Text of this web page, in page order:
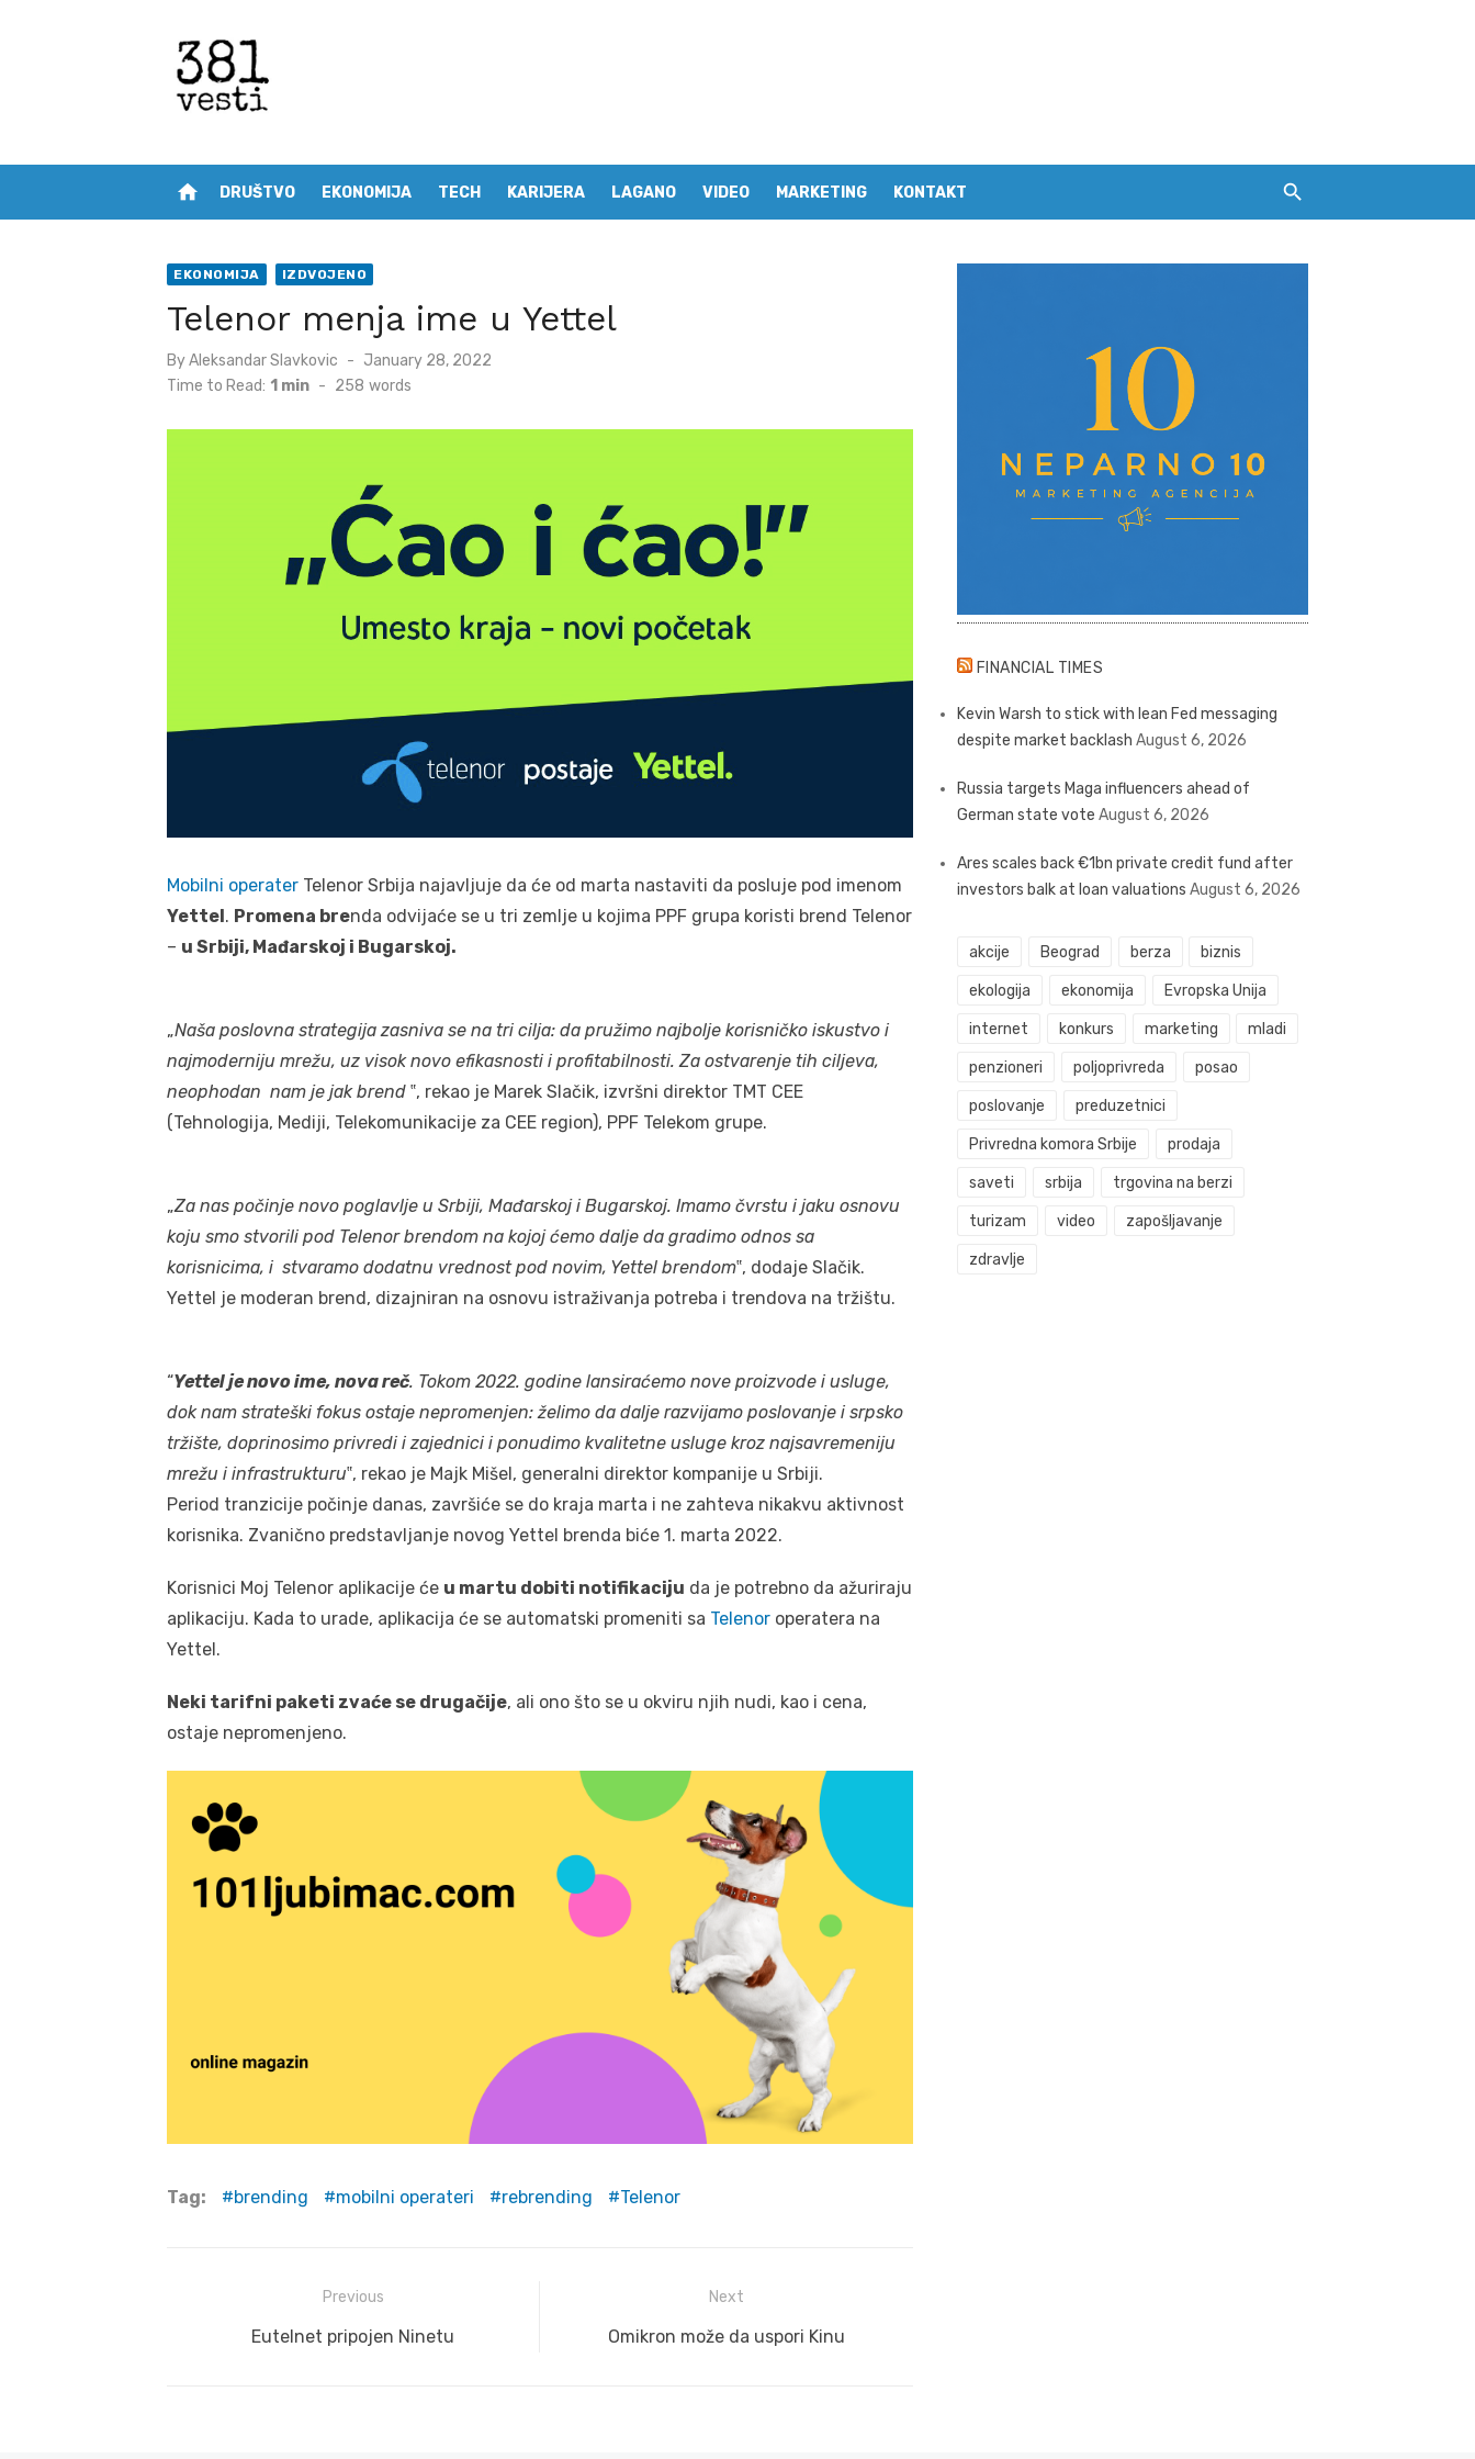
home DRUŠTVO EKONOMIJA TECH KARIJERA LAGANO VIDEO MARKETING KONTAKT
EKONOMIJA IZDVOJENO
Telenor menja ime u Yettel
ByAleksandar Slavkovic
Posted
on
January 28, 2022
Time to Read: 1 min - 258 words
Mobilni operater Telenor Srbija najavljuje da će od marta nastaviti da posluje pod imenom
Yettel . Promena brenda odvijaće se u tri zemlje u kojima PPF grupa koristi brend Telenor
– u Srbiji, Mađarskoj i Bugarskoj.
„Naša poslovna strategija zasniva se na tri cilja: da pružimo najbolje korisničko iskustvo i
najmoderniju mrežu, uz visok novo efikasnosti i profitabilnosti. Za ostvarenje tih ciljeva,
neophodan nam je jak brend ‟, rekao je Marek Slačik, izvršni direktor TMT CEE
(Tehnologija, Mediji, Telekomunikacije za CEE region), PPF Telekom grupe.
„Za nas počinje novo poglavlje u Srbiji, Mađarskoj i Bugarskoj. Imamo čvrstu i jaku osnovu
koju smo stvorili pod Telenor brendom na kojoj ćemo dalje da gradimo odnos sa
korisnicima, i stvaramo dodatnu vrednost pod novim, Yettel brendom‟, dodaje Slačik.
Yettel je moderan brend, dizajniran na osnovu istraživanja potreba i trendova na tržištu.
“Yettel je novo ime, nova reč. Tokom 2022. godine lansiraćemo nove proizvode i usluge,
dok nam strateški fokus ostaje nepromenjen: želimo da dalje razvijamo poslovanje i srpsko
tržište, doprinosimo privredi i zajednici i ponudimo kvalitetne usluge kroz najsavremeniju
mrežu i infrastrukturu‟, rekao je Majk Mišel, generalni direktor kompanije u Srbiji.
Period tranzicije počinje danas, završiće se do kraja marta i ne zahteva nikakvu aktivnost
korisnika. Zvanično predstavljanje novog Yettel brenda biće 1. marta 2022.
Korisnici Moj Telenor aplikacije će u martu dobiti notifikaciju da je potrebno da ažuriraju
aplikaciju. Kada to urade, aplikacija će se automatski promeniti sa Telenor operatera na
Yettel.
Neki tarifni paketi zvaće se drugačije, ali ono što se u okviru njih nudi, kao i cena,
ostaje nepromenjeno.
Tag: brending mobilni operateri rebrending Telenor
navigation
Previous
Previous
Eutelnet pripojen Ninetu
Next
Next
Omikron može da uspori Kinu
FINANCIAL TIMES
Kevin Warsh to stick with lean Fed messaging
despite market backlash August 6, 2026
Russia targets Maga influencers ahead of
German state vote August 6, 2026
Ares scales back €1bn private credit fund after
investors balk at loan valuations August 6, 2026
akcije Beograd berza biznis
ekologija ekonomija Evropska Unija
internet konkurs marketing mladi
penzioneri poljoprivreda posao
poslovanje preduzetnici
Privredna komora Srbije prodaja
saveti srbija trgovina na berzi
turizam video zapošljavanje
zdravlje